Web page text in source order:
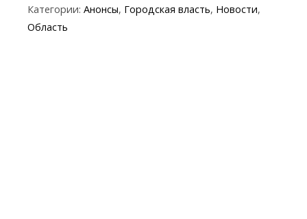
e itte er at y t ai
Категории: Анонсы, Городская власть, Новости,
Область